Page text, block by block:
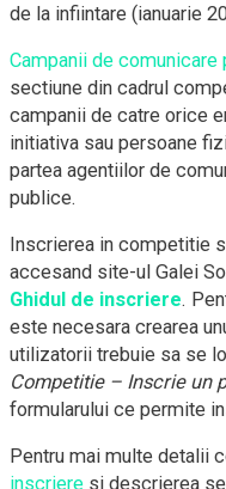
de la infiintare (ianuarie
Campanii de
sectiune din cadrul
campanii de catre orice
initiativa sau persoane
partea agentiilor de
publice.
Inscrierea in competitie
accesand site-ul Galei
Ghidul de inscriere.
este necesara crearea
utilizatorii trebuie sa se
Competitie – Inscrie un
formularului ce permite
Pentru mai multe detalii
inscriere si descrierea